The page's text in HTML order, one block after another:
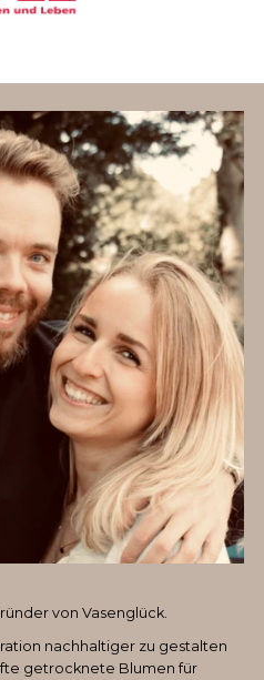
von Vasenglück.
nachhaltiger zu gestalten
getrocknete Blumen für